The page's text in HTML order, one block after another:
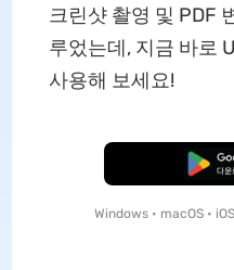
크린샷 촬영 및 PDF
루었는데, 지금 바로
사용해 보세요!
무료
Windows • macOS •